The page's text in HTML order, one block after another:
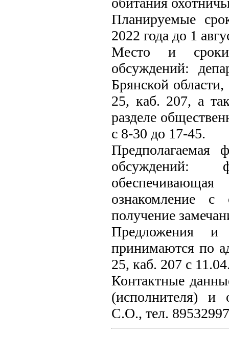
Планируемые
2022 года до 1
Место и сроки
обсуждений:
Брянской
25, каб. 207, а
разделе
с 8-30 до 17-45.
Предполагаемая
обсуждений:
ознакомление с
получение
Предложения и
принимаются по
25, каб. 207 с
Контактные
(исполнителя) и
С.О., тел.